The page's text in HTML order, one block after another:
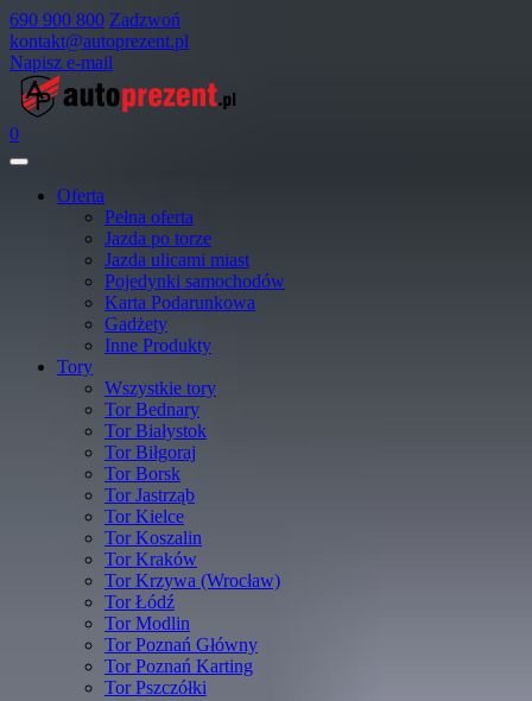
690 900 800 Zadzwoń
kontakt@autoprezent.pl
Napisz e-mail
0
Oferta
Pełna oferta
Jazda po torze
Jazda ulicami miast
Pojedynki samochodów
Karta Podarunkowa
Gadżety
Inne Produkty
Tory
Wszystkie tory
Tor Bednary
Tor Białystok
Tor Biłgoraj
Tor Borsk
Tor Jastrząb
Tor Kielce
Tor Koszalin
Tor Kraków
Tor Krzywa (Wrocław)
Tor Łódź
Tor Modlin
Tor Poznań Główny
Tor Poznań Karting
Tor Pszczółki